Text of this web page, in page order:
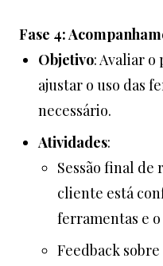
Fase 4:
Objetivo: Avaliar
ajustar o uso das
necessário.
Atividades:
Sessão final de
cliente está
ferramentas e
Feedback